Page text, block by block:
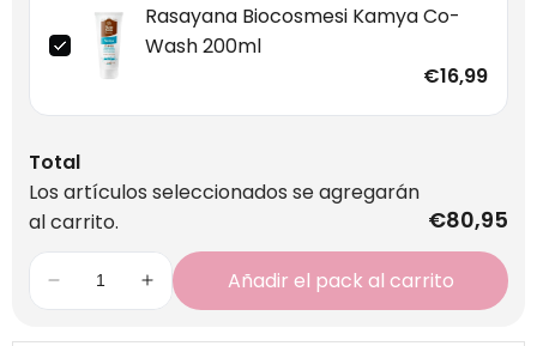
Rasayana Biocosmesi Kamya Co-
Wash 200ml
€16,99
Total
Los artículos seleccionados se agregarán
al carrito.
€80,95
Añadir el pack al carrito